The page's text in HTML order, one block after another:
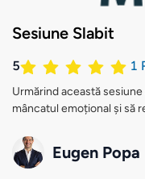
Sesiune Slabit
5 1
Urmărind această
mâncatul emoțional și să
Eugen Popa